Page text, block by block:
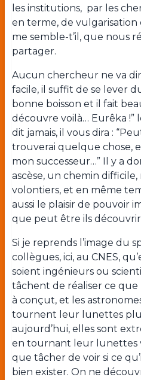
les institutions, par les
en terme, de vulgarisation
me semble-t’il, que nous
partager.
Aucun chercheur ne va
facile, il suffit de se lever
bonne boisson et il fait
découvre voilà… Eurêka !”
dit jamais, il vous dira :
trouverai quelque chose, et
mon successeur…” Il y a
ascèse, un chemin difficile,
volontiers, et en même
aussi le plaisir de pouvoir
que peut être ils
Si je reprends l’image du
collègues, ici, au CNES,
soient ingénieurs ou
tâchent de réaliser ce que
à conçut, et les
tournent leur lunettes
aujourd’hui, elles sont
en tournant leur lunettes
que tâcher de voir si ce
bien exister. On ne